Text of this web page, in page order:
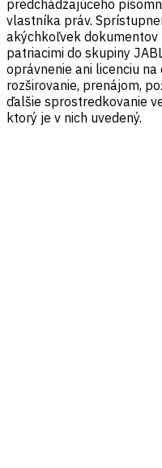
predchádzajúceho
vlastníka práv.
akýchkoľvek
patriacimi do skupiny
oprávnenie ani licenciu
rozširovanie, prenájom,
ďalšie sprostredkovanie
ktorý je v nich uvedený.